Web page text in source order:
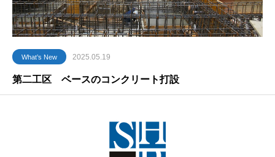
What’s New 2025.05.19
第二工区 ベースのコンクリート打設